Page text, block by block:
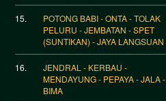
15.
POTONG BABI - ONTA - TOLAK
PELURU - JEMBATAN - SPET
(SUNTIKAN) - JAYA LANGSUAN
16.
JENDRAL - KERBAU -
MENDAYUNG - PEPAYA - JALA -
BIMA